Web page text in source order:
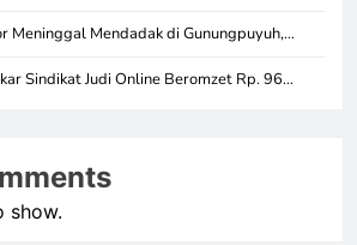
Meninggal Mendadak di Gunungpuyuh,…
Sindikat Judi Online Beromzet Rp. 96…
show.